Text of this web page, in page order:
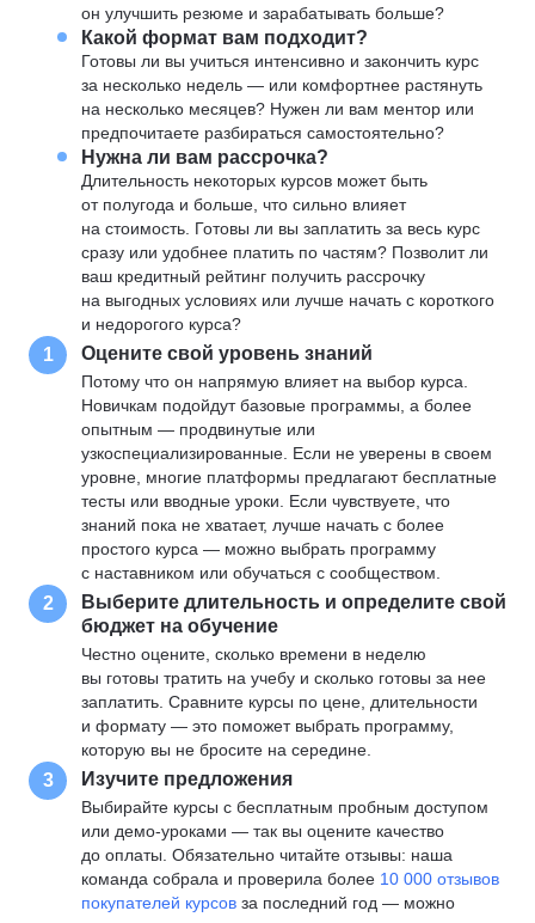
он улучшить резюме и зарабатывать больше?
Какой формат вам подходит?
Готовы ли вы учиться интенсивно и закончить курс
за несколько недель — или комфортнее растянуть
на несколько месяцев? Нужен ли вам ментор или
предпочитаете разбираться самостоятельно?
Нужна ли вам рассрочка?
Длительность некоторых курсов может быть
от полугода и больше, что сильно влияет
на стоимость. Готовы ли вы заплатить за весь курс
сразу или удобнее платить по частям? Позволит ли
ваш кредитный рейтинг получить рассрочку
на выгодных условиях или лучше начать с короткого
и недорогого курса?
1 Оцените свой уровень знаний
Потому что он напрямую влияет на выбор курса.
Новичкам подойдут базовые программы, а более
опытным — продвинутые или
узкоспециализированные. Если не уверены в своем
уровне, многие платформы предлагают бесплатные
тесты или вводные уроки. Если чувствуете, что
знаний пока не хватает, лучше начать с более
простого курса — можно выбрать программу
с наставником или обучаться с сообществом.
2
Выберите длительность и определите свой
бюджет на обучение
Честно оцените, сколько времени в неделю
вы готовы тратить на учебу и сколько готовы за нее
заплатить. Сравните курсы по цене, длительности
и формату — это поможет выбрать программу,
которую вы не бросите на середине.
3 Изучите предложения
Выбирайте курсы с бесплатным пробным доступом
или демо-уроками — так вы оцените качество
до оплаты. Обязательно читайте отзывы: наша
команда собрала и проверила более 10 000 отзывов
покупателей курсов за последний год — можно